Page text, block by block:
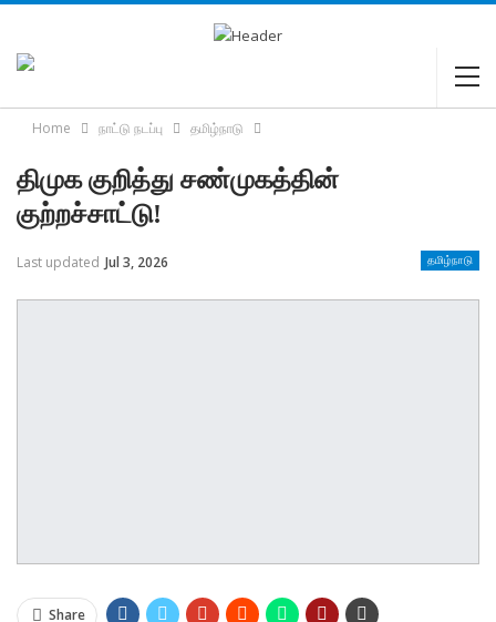
Home நாட்டு நடப்பு தமிழ்நாடு
திமுக குறித்து சண்முகத்தின்
குற்றச்சாட்டு!
தமிழ்நாடு
Last updated Jul 3, 2026
Share